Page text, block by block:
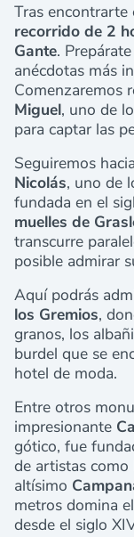
Tras encontrarte
recorrido de 2
Gante.
anécdotas más
Comenzaremos
Miguel, uno de
para captar las
Seguiremos
Nicolás, uno de
fundada en el
muelles de
transcurre
posible admirar
Aquí podrás
los Gremios,
granos, los
burdel que se
hotel de moda.
Entre otros
impresionante
gótico, fue
de artistas como
altísimo
metros domina
desde el siglo